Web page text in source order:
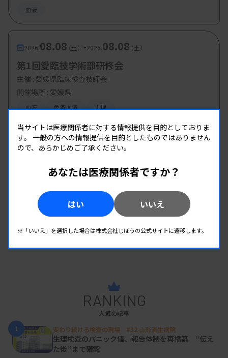
血液
2026. 08.08（土） -2026. 08.08（土）
第1回愛臨技学術部研修会
主催 : 愛媛県臨床検査技師会
開催場所 : 愛媛県
血液 免疫血清 生理
RANKING
人気の記事
1
変わり続ける検査の現場 #32 山形済生病院
生理検査のパニック値、報告体制を再構築 “伝え
た後”まで確認
当サイトは医療関係者に対する情報提供を目的としておりま
す。 一般の方への情報提供を目的としたものではありません
ので、あらかじめご了承ください。
あなたは医療関係者ですか？
はい いいえ
※「いいえ」を選択した場合は株式会社じほうの公式サイトに遷移します。